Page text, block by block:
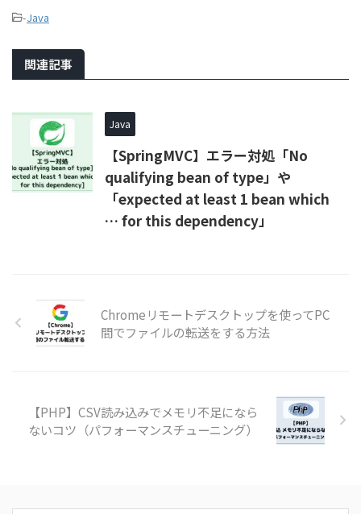
-Java
関連記事
Java
【SpringMVC】エラー対処「No
qualifying bean of type」や
「expected at least 1 bean which
… for this dependency」
Chromeリモートデスクトップを使ってPC
間でファイルの転送をする方法
【PHP】CSV読み込みでメモリ不足になら
ないコツ（パフォーマンスチューニング）